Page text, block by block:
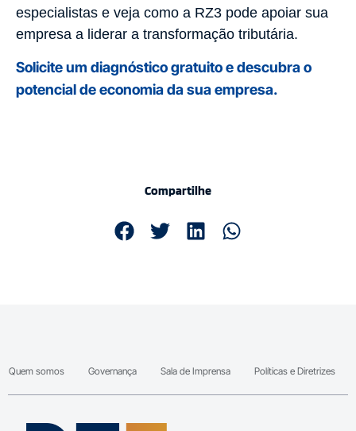
especialistas e veja como a RZ3 pode apoiar sua
empresa a liderar a transformação tributária.
Solicite um diagnóstico gratuito e descubra o
potencial de economia da sua empresa.
Compartilhe
Quem somos Governança Sala de Imprensa Políticas e Diretrizes